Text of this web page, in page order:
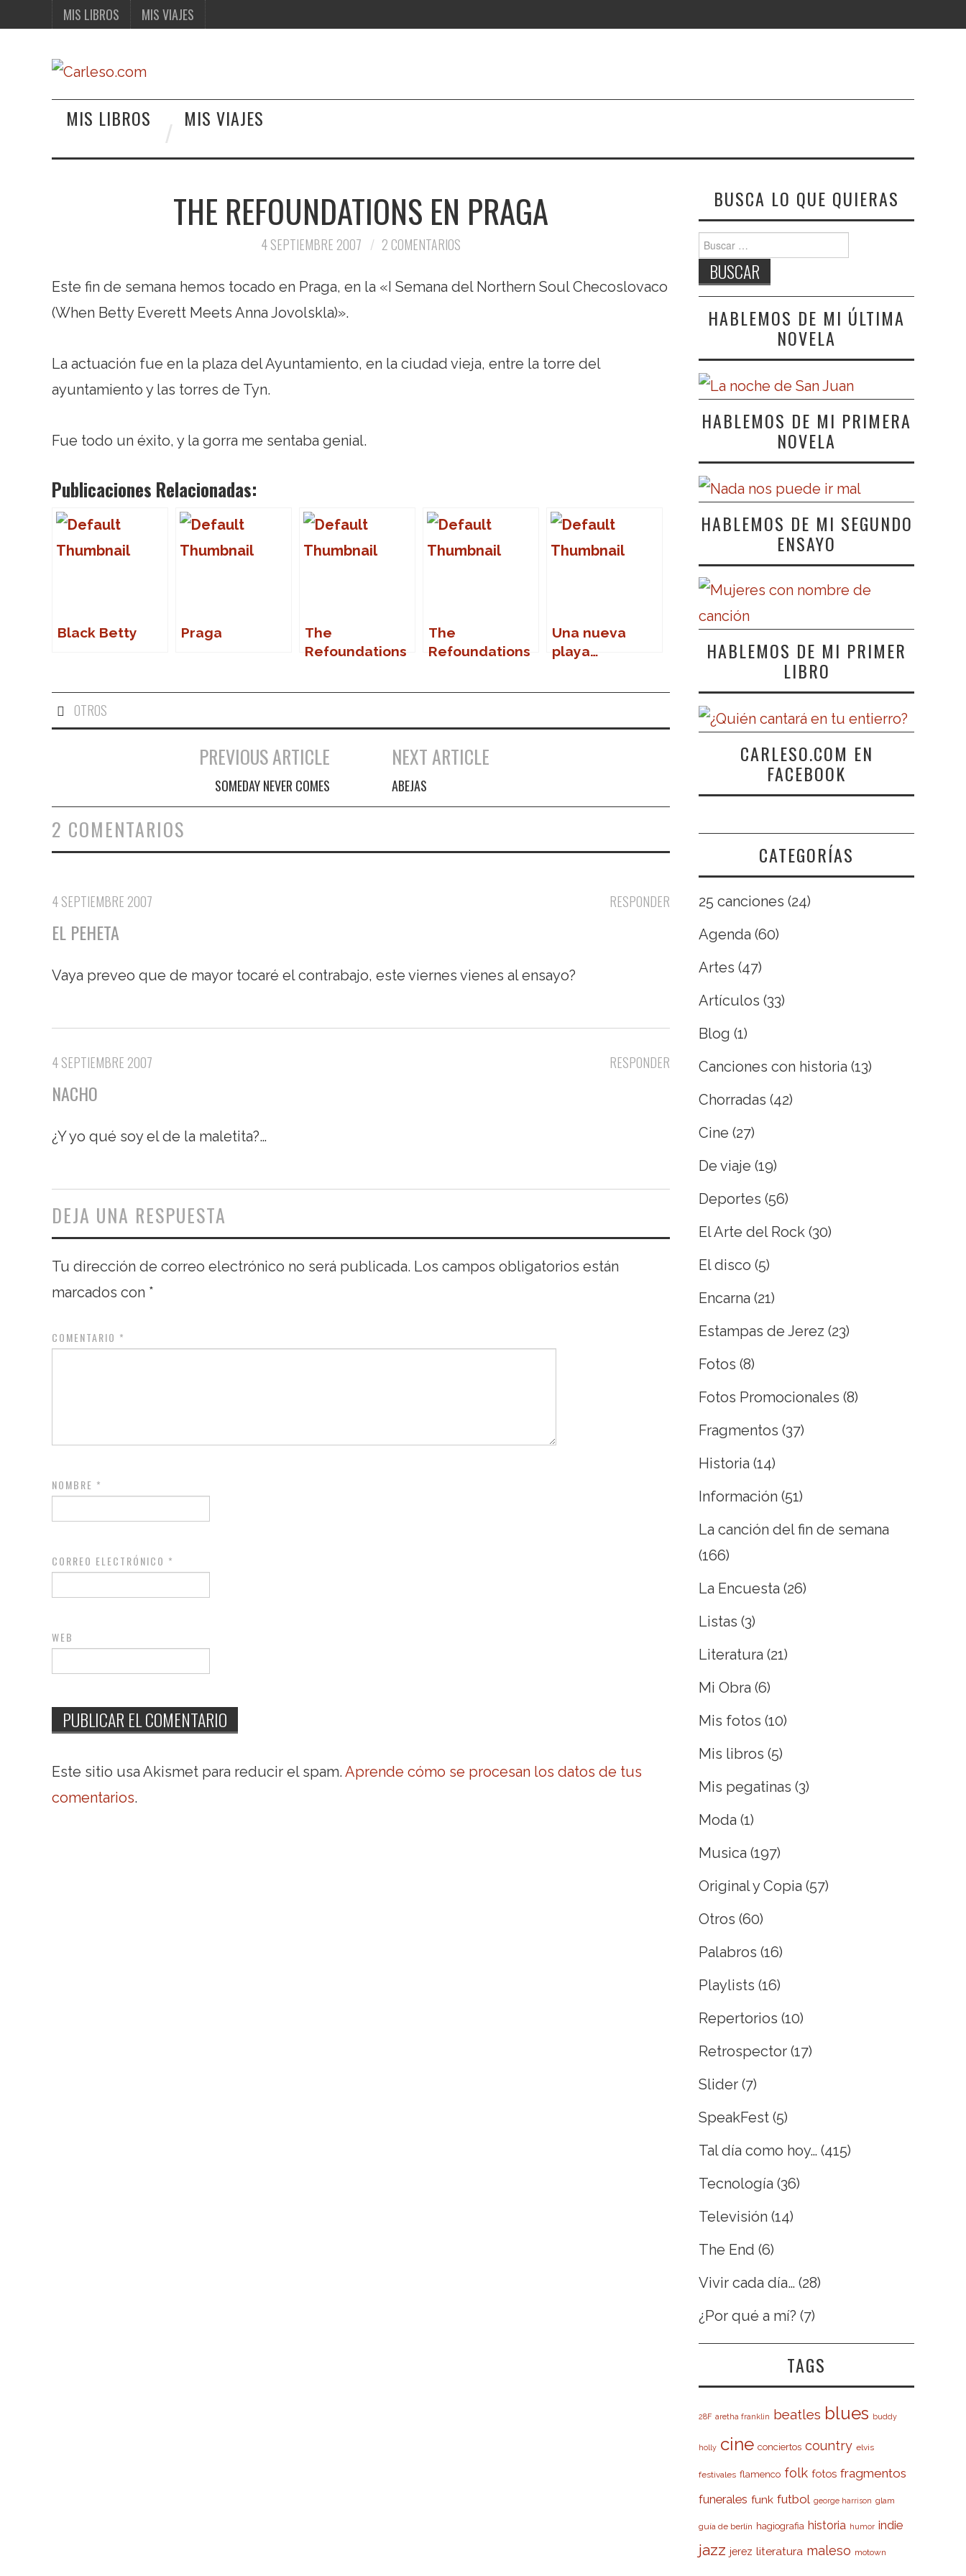
MIS LIBROS MIS VIAJES
MIS LIBROS MIS VIAJES
THE REFOUNDATIONS EN PRAGA
4 SEPTIEMBRE 2007 2 COMENTARIOS
Este fin de semana hemos tocado en Praga, en la «I Semana del Northern Soul Checoslovaco
(When Betty Everett Meets Anna Jovolskla)».
La actuación fue en la plaza del Ayuntamiento, en la ciudad vieja, entre la torre del
ayuntamiento y las torres de Tyn.
Fue todo un éxito, y la gorra me sentaba genial.
Publicaciones Relacionadas:
Black Betty Praga
The
Refoundations
The
Refoundations
Una nueva
playa…
OTROS
Navegación de entradas
PREVIOUS ARTICLE
SOMEDAY NEVER COMES
NEXT ARTICLE
ABEJAS
2 COMENTARIOS
RESPONDER
4 SEPTIEMBRE 2007
EL PEHETA
Vaya preveo que de mayor tocaré el contrabajo, este viernes vienes al ensayo?
RESPONDER
4 SEPTIEMBRE 2007
NACHO
¿Y yo qué soy el de la maletita?…
DEJA UNA RESPUESTA
Tu dirección de correo electrónico no será publicada. Los campos obligatorios están
marcados con *
COMENTARIO *
NOMBRE *
CORREO ELECTRÓNICO *
WEB
Este sitio usa Akismet para reducir el spam. Aprende cómo se procesan los datos de tus
comentarios.
BUSCA LO QUE QUIERAS
Buscar:
HABLEMOS DE MI ÚLTIMA
NOVELA
HABLEMOS DE MI PRIMERA
NOVELA
HABLEMOS DE MI SEGUNDO
ENSAYO
HABLEMOS DE MI PRIMER
LIBRO
CARLESO.COM EN
FACEBOOK
CATEGORÍAS
25 canciones (24)
Agenda (60)
Artes (47)
Artículos (33)
Blog (1)
Canciones con historia (13)
Chorradas (42)
Cine (27)
De viaje (19)
Deportes (56)
El Arte del Rock (30)
El disco (5)
Encarna (21)
Estampas de Jerez (23)
Fotos (8)
Fotos Promocionales (8)
Fragmentos (37)
Historia (14)
Información (51)
La canción del fin de semana
(166)
La Encuesta (26)
Listas (3)
Literatura (21)
Mi Obra (6)
Mis fotos (10)
Mis libros (5)
Mis pegatinas (3)
Moda (1)
Musica (197)
Original y Copia (57)
Otros (60)
Palabros (16)
Playlists (16)
Repertorios (10)
Retrospector (17)
Slider (7)
SpeakFest (5)
Tal día como hoy… (415)
Tecnología (36)
Televisión (14)
The End (6)
Vivir cada día… (28)
¿Por qué a mí? (7)
TAGS
28F aretha franklin beatles blues buddy
holly cine conciertos country elvis
festivales flamenco folk fotos fragmentos
funerales funk futbol george harrison glam
guía de berlín hagiografia historia humor indie
jazz jerez literatura maleso motown